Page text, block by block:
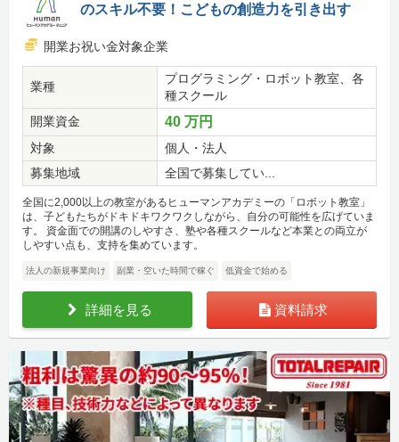
のスキル不要！こどもの創造力を引き出す
開業お祝い金対象企業
業種
プログラミング・ロボット教室、各
種スクール
開業資金
40 万円
対象
個人・法人
募集地域
全国で募集してい...
全国に2,000以上の教室があるヒューマンアカデミーの「ロボット教室」
は、子どもたちがドキドキワクワクしながら、自分の可能性を広げていま
す。 資金面での開講のしやすさ、塾や各種スクールなど本業との両立が
しやすい点も、支持を集めています。
法人の新規事業向け 副業・空いた時間で稼ぐ 低資金で始める
詳細を見る 資料請求